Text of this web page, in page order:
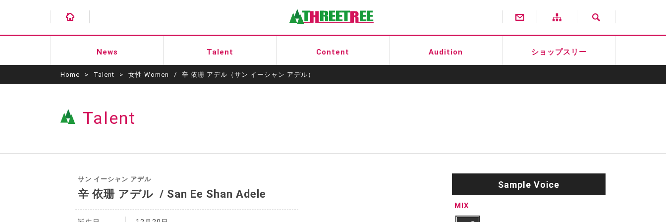
News Talent Content Audition ショップスリー
Home > Talent > 女性 Women / 辛 依珊 アデル（サン イーシャン アデル）
Talent
サン イーシャン アデル
辛 依珊 アデル / San Ee Shan Adele
Sample Voice
MIX